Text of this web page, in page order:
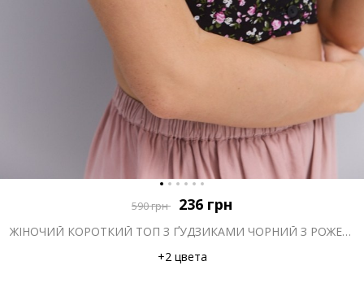
590грн 236 грн
ЖІНОЧИЙ КОРОТКИЙ ТОП З ҐУДЗИКАМИ ЧОРНИЙ З РОЖЕВИМ КВІТКОВИМ ВІЗЕРУНКОМ
+2 цвета